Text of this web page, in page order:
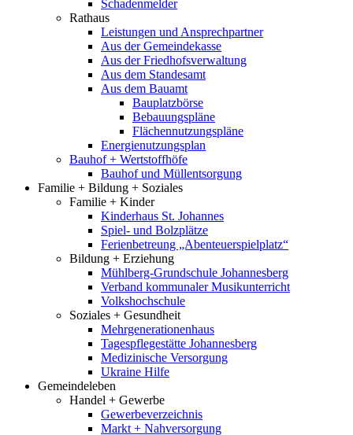
Schadenmelder
Rathaus
Leistungen und Ansprechpartner
Aus der Gemeindekasse
Aus der Friedhofsverwaltung
Aus dem Standesamt
Aus dem Bauamt
Bauplatzbörse
Bebauungspläne
Flächennutzungspläne
Energienutzungsplan
Bauhof + Wertstoffhöfe
Bauhof und Müllentsorgung
Familie + Bildung + Soziales
Familie + Kinder
Kinderhaus St. Johannes
Spiel- und Bolzplätze
Ferienbetreung „Abenteuerspielplatz“
Bildung + Erziehung
Mühlberg-Grundschule Johannesberg
Verband kommunaler Musikunterricht
Volkshochschule
Soziales + Gesundheit
Mehrgenerationenhaus
Tagespflegestätte Johannesberg
Medizinische Versorgung
Ukraine Hilfe
Gemeindeleben
Handel + Gewerbe
Gewerbeverzeichnis
Markt + Nahversorgung